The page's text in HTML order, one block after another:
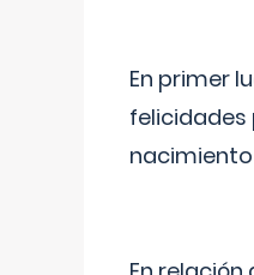
En primer
felicidades